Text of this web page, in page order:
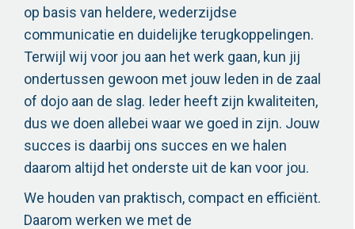
op basis van heldere, wederzijdse
communicatie en duidelijke terugkoppelingen.
Terwijl wij voor jou aan het werk gaan, kun jij
ondertussen gewoon met jouw leden in de zaal
of dojo aan de slag. Ieder heeft zijn kwaliteiten,
dus we doen allebei waar we goed in zijn. Jouw
succes is daarbij ons succes en we halen
daarom altijd het onderste uit de kan voor jou.
We houden van praktisch, compact en efficiënt.
Daarom werken we met de